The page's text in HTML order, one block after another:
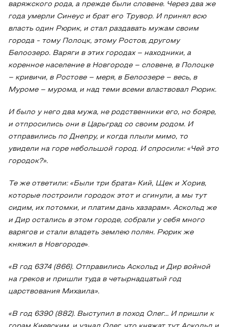
варяжского рода, а прежде были словене. Через два же
года умерли Синеус и брат его Трувор. И принял всю
власть один Рюрик, и стал раздавать мужам своим
города - тому Полоцк, этому Ростов, другому
Белоозеро. Варяги в этих городах – находники, а
коренное население в Новгороде – словене, в Полоцке
– кривичи, в Ростове – меря, в Белоозере – весь, в
Муроме – мурома, и над теми всеми властвовал Рюрик.
И было у него два мужа, не родственники его, но бояре,
и отпросились они в Царьград со своим родом. И
отправились по Днепру, и когда плыли мимо, то
увидели на горе небольшой город. И спросили: «Чей это
городок?».
Те же ответили: «Были три брата» Кий, Щек и Хорив,
которые построили городок этот и сгинули, а мы тут
сидим, их потомки, и платим дань хазарам». Аскольд же
и Дир остались в этом городе, собрали у себя много
варягов и стали владеть землею полян. Рюрик же
княжил в Новгороде».
«В год 6374 (866). Отправились Аскольд и Дир войной
на греков и пришли туда в четырнадцатый год
царствования Михаила».
«В год 6390 (882). Выступил в поход Олег… И пришли к